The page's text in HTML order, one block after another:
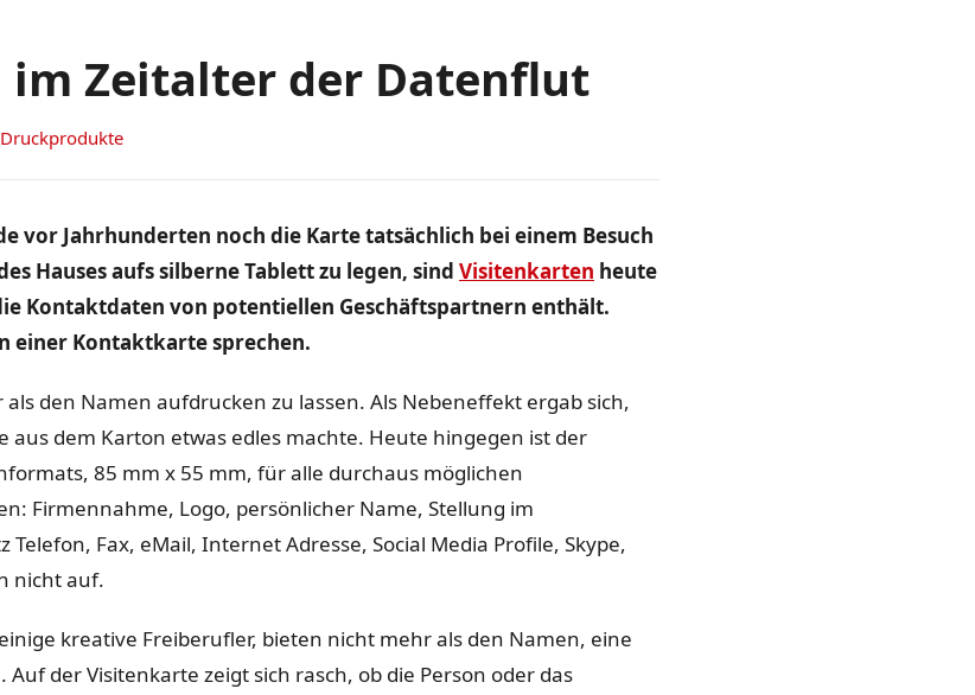
Zeitalter der Datenflut
Druckprodukte
vor Jahrhunderten noch die Karte tatsächlich bei einem Besuch
Hauses aufs silberne Tablett zu legen, sind Visitenkarten heute
Kontaktdaten von potentiellen Geschäftspartnern enthält.
einer Kontaktkarte sprechen.
den Namen aufdrucken zu lassen. Als Nebeneffekt ergab sich,
aus dem Karton etwas edles machte. Heute hingegen ist der
85 mm x 55 mm, für alle durchaus möglichen
Firmennahme, Logo, persönlicher Name, Stellung im
Fax, eMail, Internet Adresse, Social Media Profile, Skype,
nicht auf.
kreative Freiberufler, bieten nicht mehr als den Namen, eine
der Visitenkarte zeigt sich rasch, ob die Person oder das